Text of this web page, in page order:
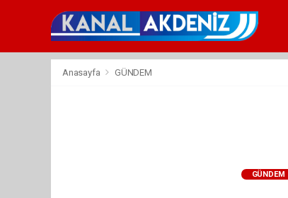
Anasayfa GÜNDEM
GÜNDEM